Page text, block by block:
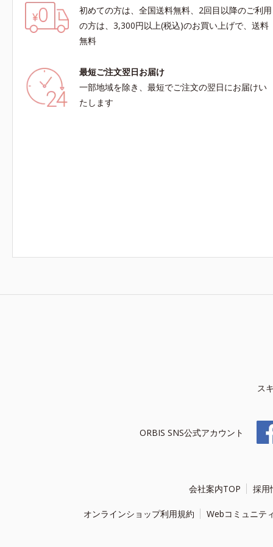
初めての方は、全国送料無料、2回目以降のご利用
の方は、3,300円以上(税込)のお買い上げで、送料
無料
最短ご注文翌日お届け
一部地域を除き、最短でご注文の翌日にお届けい
たします
ス
ORBIS SNS公式アカウント
会社案内TOP 採用
オンラインショップ利用規約 Webコミュニテ